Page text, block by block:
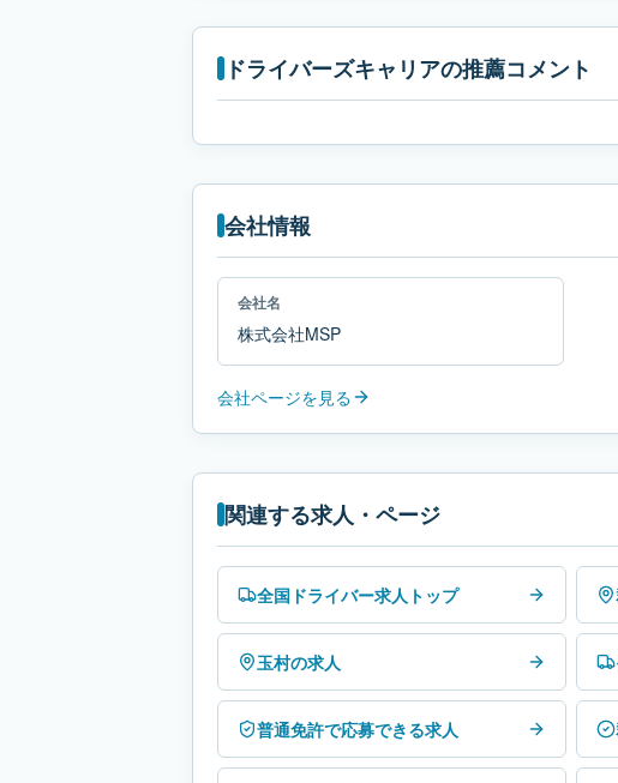
ドライバーズキャリアの推薦コメント
会社情報
会社名
株式会社MSP
会社ページを見る
関連する求人・ページ
全国ドライバー求人トップ
玉村の求人
普通免許で応募できる求人